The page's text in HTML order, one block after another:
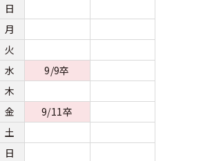
日
月
火
水
9/9卒
木
金
9/11卒
土
日